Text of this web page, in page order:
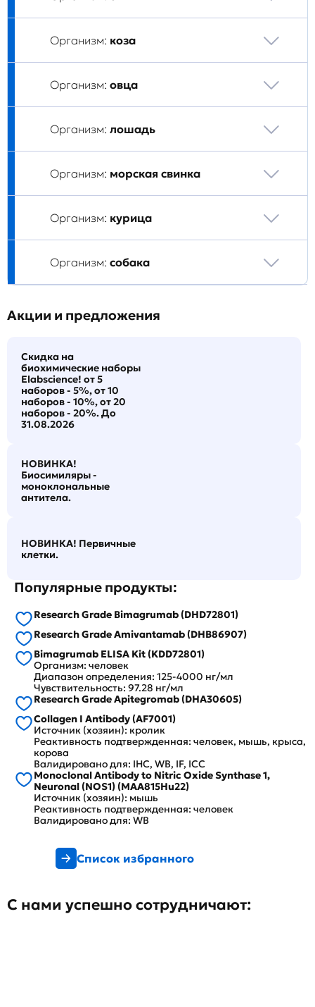
Организм: коза
Организм: овца
Организм: лошадь
Организм: морская свинка
Организм: курица
Организм: собака
Акции и предложения
Скидка на
биохимические наборы
Elabscience! от 5
наборов - 5%, от 10
наборов - 10%, от 20
наборов - 20%. До
31.08.2026
НОВИНКА!
Биосимиляры -
моноклональные
антитела.
НОВИНКА! Первичные
клетки.
Популярные продукты:
Research Grade Bimagrumab (DHD72801)
Research Grade Amivantamab (DHB86907)
Bimagrumab ELISA Kit (KDD72801)
Организм: человек
Диапазон определения: 125-4000 нг/мл
Чувствительность: 97.28 нг/мл
Research Grade Apitegromab (DHA30605)
Collagen I Antibody (AF7001)
Источник (хозяин): кролик
Реактивность подтвержденная: человек, мышь, крыса,
корова
Валидировано для: IHC, WB, IF, ICC
Monoclonal Antibody to Nitric Oxide Synthase 1,
Neuronal (NOS1) (MAA815Hu22)
Источник (хозяин): мышь
Реактивность подтвержденная: человек
Валидировано для: WB
Список избранного
С нами успешно сотрудничают: